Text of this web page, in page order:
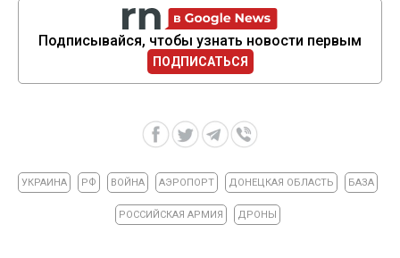
Подписывайся, чтобы узнать новости первым
ПОДПИСАТЬСЯ
УКРАИНА РФ ВОЙНА АЭРОПОРТ ДОНЕЦКАЯ ОБЛАСТЬ БАЗА
РОССИЙСКАЯ АРМИЯ ДРОНЫ